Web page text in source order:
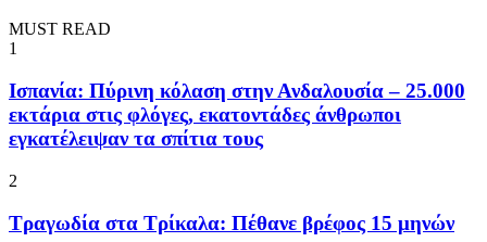
MUST READ
1
Ισπανία: Πύρινη κόλαση στην Ανδαλουσία – 25.000
εκτάρια στις φλόγες, εκατοντάδες άνθρωποι
εγκατέλειψαν τα σπίτια τους
2
Τραγωδία στα Τρίκαλα: Πέθανε βρέφος 15 μηνών